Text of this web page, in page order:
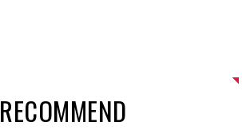
RECOMMEND